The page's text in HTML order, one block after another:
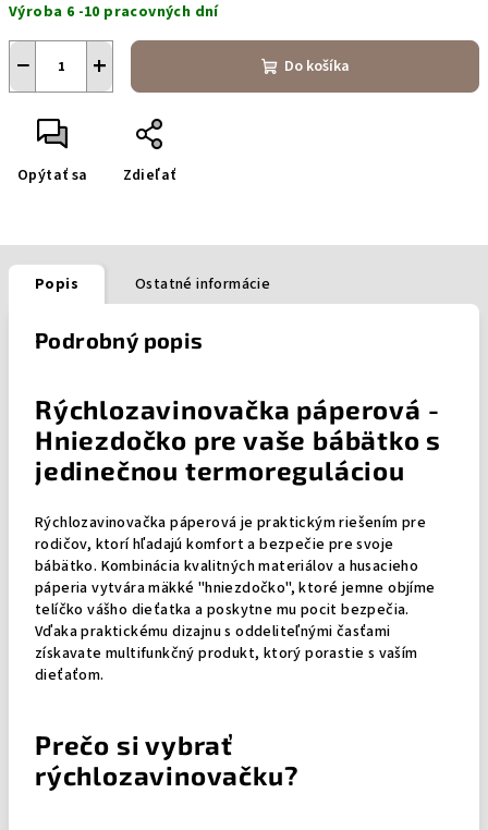
cena:
Výroba 6 -10 pracovných dní
+
− Do košíka
Opýtať sa Zdieľať
Popis Ostatné informácie
Podrobný popis
Rýchlozavinovačka páperová -
Hniezdočko pre vaše bábätko s
jedinečnou termoreguláciou
Rýchlozavinovačka páperová je praktickým riešením pre
rodičov, ktorí hľadajú komfort a bezpečie pre svoje
bábätko. Kombinácia kvalitných materiálov a husacieho
páperia vytvára mäkké "hniezdočko", ktoré jemne objíme
telíčko vášho dieťatka a poskytne mu pocit bezpečia.
Vďaka praktickému dizajnu s oddeliteľnými časťami
získavate multifunkčný produkt, ktorý porastie s vaším
dieťaťom.
Prečo si vybrať
rýchlozavinovačku?